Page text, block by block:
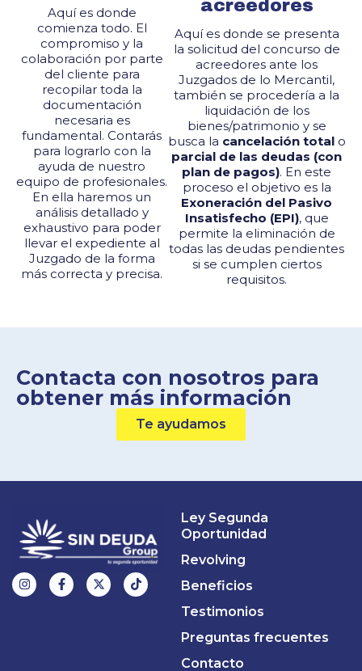
Aquí es donde
comienza todo. El
compromiso y la
colaboración por parte
del cliente para
recopilar toda la
documentación
necesaria es
fundamental. Contarás
para lograrlo con la
ayuda de nuestro
equipo de profesionales.
En ella haremos un
análisis detallado y
exhaustivo para poder
llevar el expediente al
Juzgado de la forma
más correcta y precisa.
acreedores
Aquí es donde se presenta
la solicitud del concurso de
acreedores ante los
Juzgados de lo Mercantil,
también se procedería a la
liquidación de los
bienes/patrimonio y se
busca la cancelación totalo
parcial de las deudas (con
plan de pagos). En este
proceso el objetivo es la
Exoneración del Pasivo
Insatisfecho (EPI), que
permite la eliminación de
todas las deudas pendientes
si se cumplen ciertos
requisitos.
Contacta con nosotros para
obtener más información
Te ayudamos
Ley Segunda
Oportunidad
Revolving
Beneficios
Testimonios
Preguntas frecuentes
Contacto